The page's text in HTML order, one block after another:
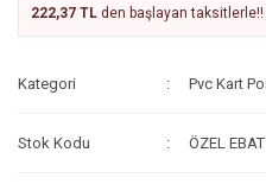
222,37 TL den başlayan taksitlerle!!
Kategori Pvc Kart
Stok Kodu ÖZEL